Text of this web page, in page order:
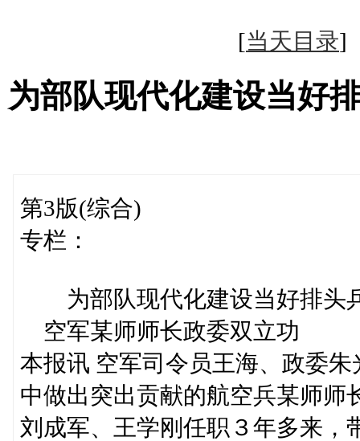
[当天目录
为部队现代化建设当好
第3版(综合)
专栏：
为部队现代化建设当好排头
空军某师师长政委双立功
本报讯 空军司令员王海、政委
中做出突出贡献的航空兵某师师
刘成军、王学刚任职３年多来，